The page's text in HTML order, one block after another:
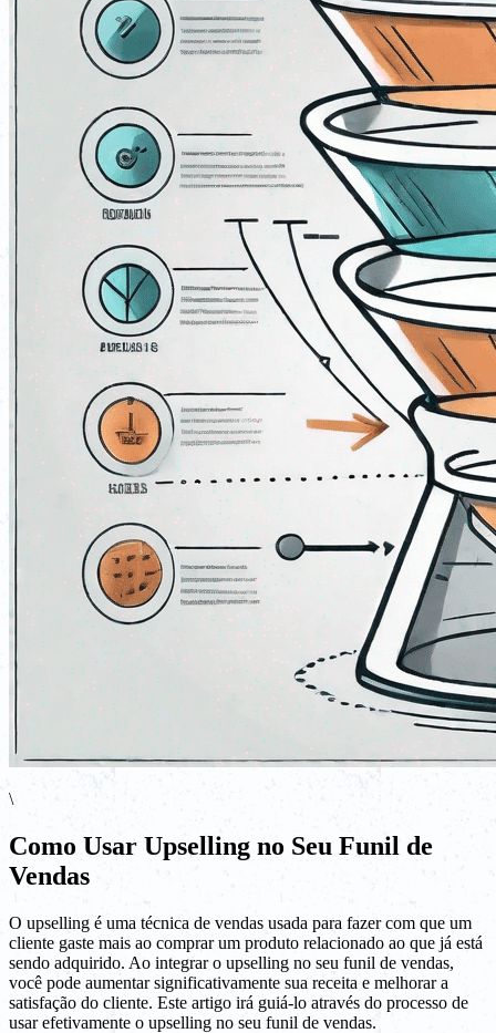
\
Como Usar Upselling no Seu Funil de
Vendas
O upselling é uma técnica de vendas usada para fazer com que um
cliente gaste mais ao comprar um produto relacionado ao que já está
sendo adquirido. Ao integrar o upselling no seu funil de vendas,
você pode aumentar significativamente sua receita e melhorar a
satisfação do cliente. Este artigo irá guiá-lo através do processo de
usar efetivamente o upselling no seu funil de vendas.